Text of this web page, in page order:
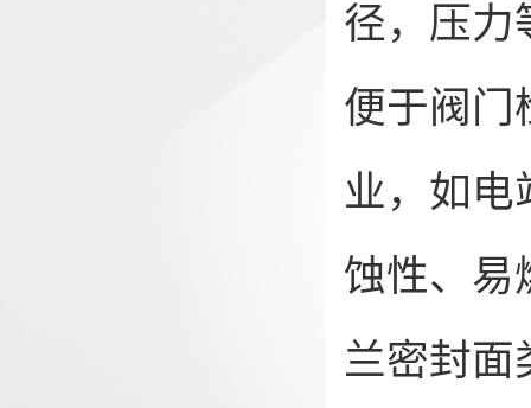
径，压力
便于阀门
业，如电
蚀性、易
兰密封面